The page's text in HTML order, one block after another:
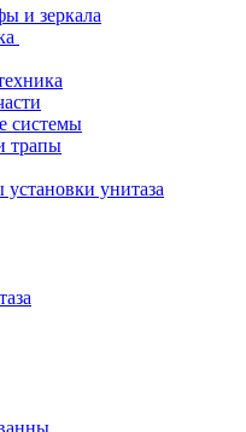
и зеркала
системы
трапы
унитаза